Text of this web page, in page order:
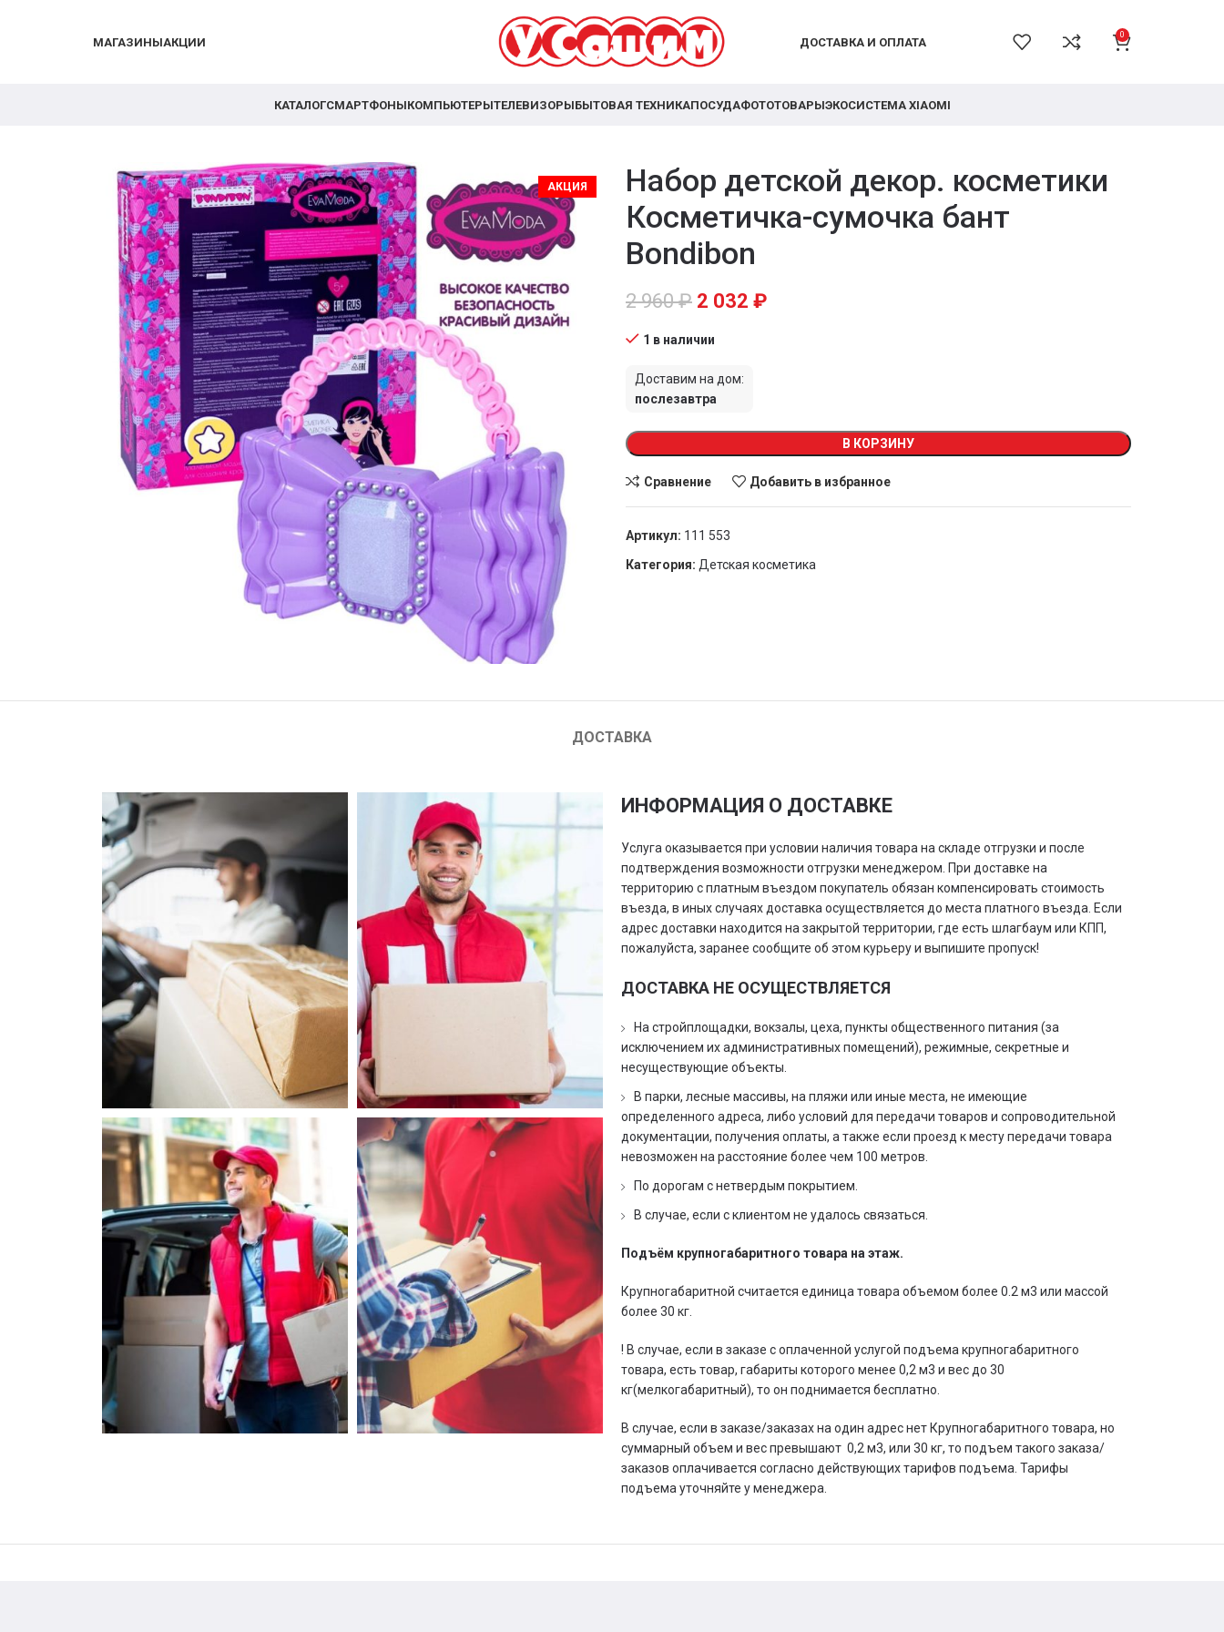
МАГАЗИНЫАКЦИИ ДОСТАВКА И ОПЛАТА
0
КАТАЛОГСМАРТФОНЫКОМПЬЮТЕРЫТЕЛЕВИЗОРЫБЫТОВАЯ ТЕХНИКАПОСУДАФОТОТОВАРЫЭКОСИСТЕМА XIAOMI
АКЦИЯ
Набор детской декор. косметики
Косметичка-сумочка бант
Bondibon
2 960₽ 2 032 ₽
1 в наличии
Доставим на дом:
послезавтра
В КОРЗИНУ
Сравнение Добавить в избранное
Артикул: 111 553
Категория: Детская косметика
ДОСТАВКА
ИНФОРМАЦИЯ О ДОСТАВКЕ
Услуга оказывается при условии наличия товара на складе отгрузки и после
подтверждения возможности отгрузки менеджером. При доставке на
территорию с платным въездом покупатель обязан компенсировать стоимость
въезда, в иных случаях доставка осуществляется до места платного въезда. Если
адрес доставки находится на закрытой территории, где есть шлагбаум или КПП,
пожалуйста, заранее сообщите об этом курьеру и выпишите пропуск!
ДОСТАВКА НЕ ОСУЩЕСТВЛЯЕТСЯ
На стройплощадки, вокзалы, цеха, пункты общественного питания (за
исключением их административных помещений), режимные, секретные и
несуществующие объекты.
В парки, лесные массивы, на пляжи или иные места, не имеющие
определенного адреса, либо условий для передачи товаров и сопроводительной
документации, получения оплаты, а также если проезд к месту передачи товара
невозможен на расстояние более чем 100 метров.
По дорогам с нетвердым покрытием.
В случае, если с клиентом не удалось связаться.
Подъём крупногабаритного товара на этаж.
Крупногабаритной считается единица товара объемом более 0.2 м3 или массой
более 30 кг.
! В случае, если в заказе с оплаченной услугой подъема крупногабаритного
товара, есть товар, габариты которого менее 0,2 м3 и вес до 30
кг(мелкогабаритный), то он поднимается бесплатно.
В случае, если в заказе/заказах на один адрес нет Крупногабаритного товара, но
суммарный объем и вес превышают 0,2 м3, или 30 кг, то подъем такого заказа/
заказов оплачивается согласно действующих тарифов подъема. Тарифы
подъема уточняйте у менеджера.